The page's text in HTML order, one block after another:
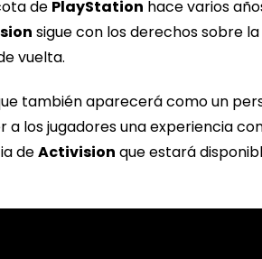
de PlayStation hace varios
sigue con los derechos sobre
vuelta.
también aparecerá como un
a los jugadores una experiencia
deActivision que estará